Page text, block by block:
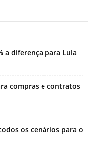
a diferença para Lula
compras e contratos
os cenários para o